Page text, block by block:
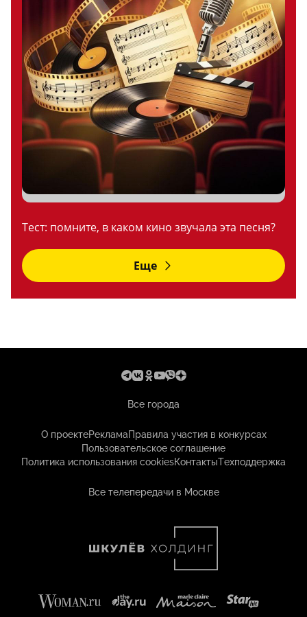
Тест: помните, в каком кино звучала эта песня?
Еще
Все города
О проектеРекламаПравила участия в конкурсах
Пользовательское соглашение
Политика использования cookiesКонтактыТехподдержка
Все телепередачи в Москве